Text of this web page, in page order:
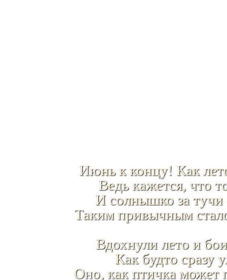
Июнь к концу! Как
Ведь кажется, что
И солнышко за тучи
Таким привычным
Вдохнули лето и
Как будто сразу
Оно, как птичка может